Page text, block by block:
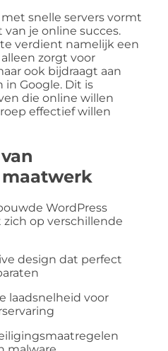
snelle servers vormt
je online succes.
verdient namelijk een
zorgt voor
ook bijdraagt aan
Google. Dit is
die online willen
effectief willen
WordPress
op verschillende
design dat perfect
laadsnelheid voor